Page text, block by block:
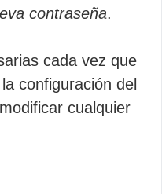
contraseña.
cada vez que
configuración del
cualquier